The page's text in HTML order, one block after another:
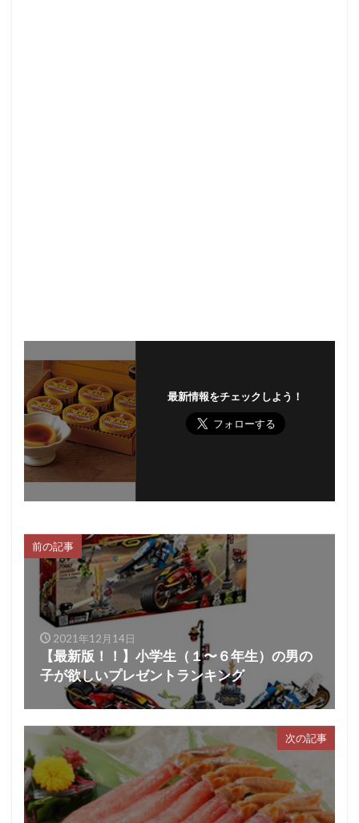
最新情報をチェックしよう！
前の記事
2021年12月14日
【最新版！！】小学生（１〜６年生）の男の
子が欲しいプレゼントランキング
次の記事